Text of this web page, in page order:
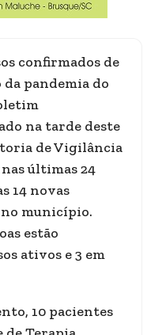
confirmados de
pandemia do
na tarde deste
de Vigilância
últimas 24
14 novas
município.
estão
ativos e 3 em
10 pacientes